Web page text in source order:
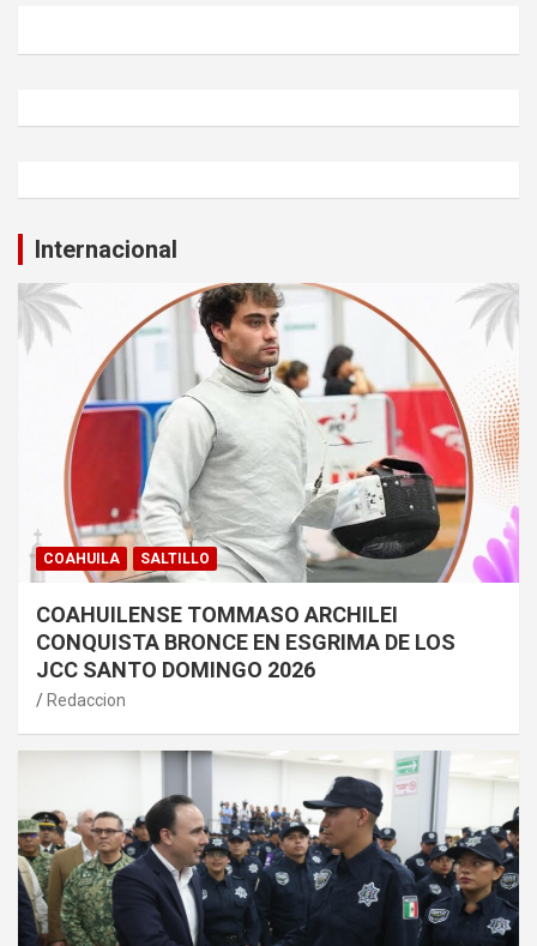
Internacional
COAHUILA SALTILLO
COAHUILENSE TOMMASO ARCHILEI
CONQUISTA BRONCE EN ESGRIMA DE LOS
JCC SANTO DOMINGO 2026
Redaccion